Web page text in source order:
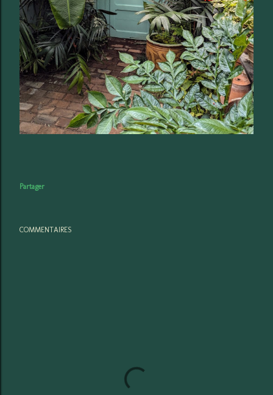
Partager
COMMENTAIRES